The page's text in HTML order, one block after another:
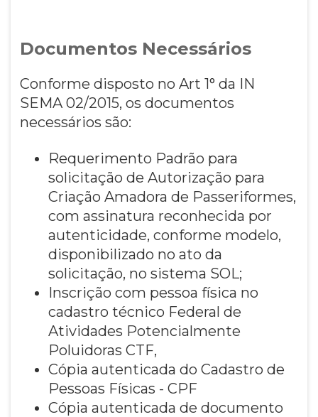
Documentos Necessários
Conforme disposto no Art 1° da IN
SEMA 02/2015, os documentos
necessários são:
Requerimento Padrão para
solicitação de Autorização para
Criação Amadora de Passeriformes,
com assinatura reconhecida por
autenticidade, conforme modelo,
disponibilizado no ato da
solicitação, no sistema SOL;
Inscrição com pessoa física no
cadastro técnico Federal de
Atividades Potencialmente
Poluidoras CTF,
Cópia autenticada do Cadastro de
Pessoas Físicas - CPF
Cópia autenticada de documento